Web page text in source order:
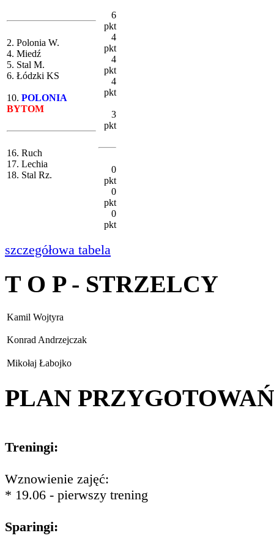
2. Polonia W.
4. Miedź
5. Stal M.
6. Łódzki KS
10. POLONIA
BYTOM
16. Ruch
17. Lechia
18. Stal Rz.
6
pkt
4
pkt
4
pkt
4
pkt
3
pkt
0
pkt
0
pkt
0
pkt
szczegółowa tabela
T O P - STRZELCY
Kamil Wojtyra
Konrad Andrzejczak
Mikołaj Łabojko
PLAN PRZYGOTOWAŃ
Treningi:
Wznowienie zajęć:
* 19.06 - pierwszy trening
Sparingi: